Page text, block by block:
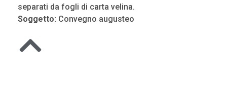
separati da fogli di carta velina.
Soggetto: Convegno augusteo